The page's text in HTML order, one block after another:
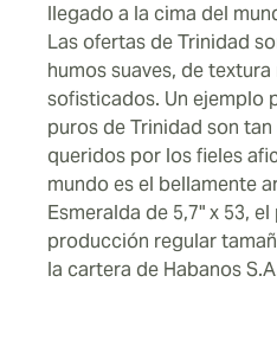
llegado a la cima del
Las ofertas de Trinidad
humos suaves, de
sofisticados. Un ejemplo
puros de Trinidad son
queridos por los fieles
mundo es el bellamente
Esmeralda de 5,7" x 53,
producción regular
la cartera de Habanos